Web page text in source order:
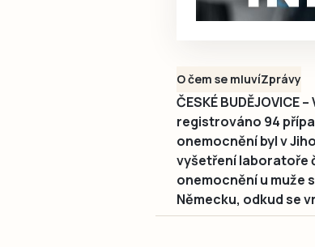
O čem se mluvíZprávy
ČESKÉ
registrováno 94
onemocnění byl v
vyšetření laboratoře
onemocnění u muže
Německu, odkud se